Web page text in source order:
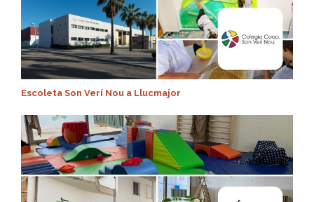
Escoleta Son Verí Nou a Llucmajor